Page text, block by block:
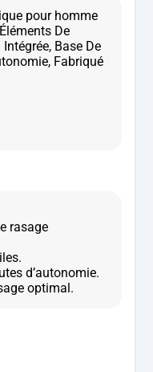
pour homme
De
Base De
Fabriqué
rasage
d’autonomie.